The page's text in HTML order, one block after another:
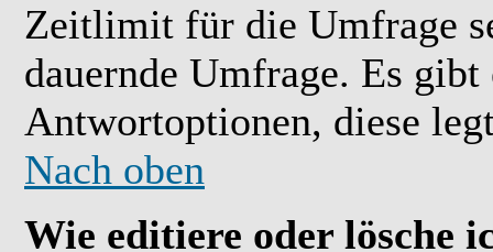
Zeitlimit für die Umfrage
dauernde Umfrage. Es
Antwortoptionen, diese
Nach oben
Wie editiere oder lösche